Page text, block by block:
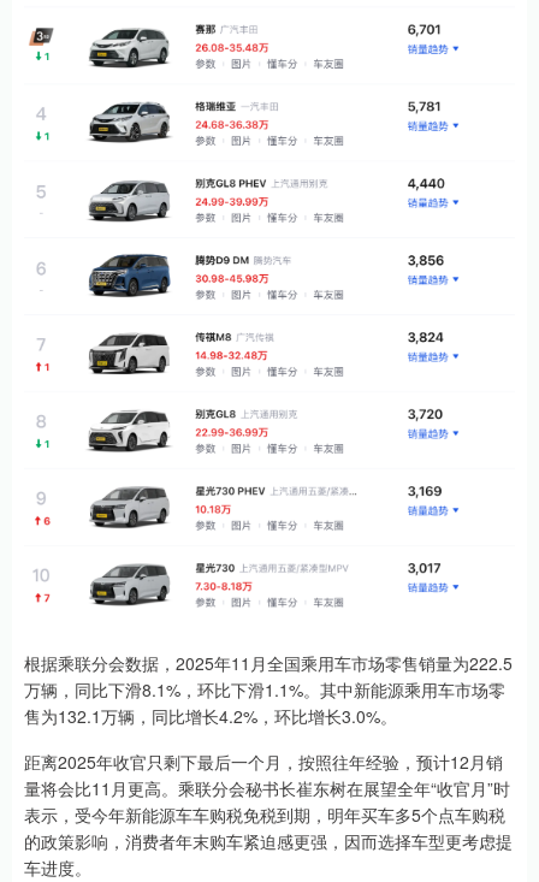
根据乘联分会数据，2025年11月全国乘用车市场零售销量为222.5
万辆，同比下滑8.1%，环比下滑1.1%。其中新能源乘用车市场零
售为132.1万辆，同比增长4.2%，环比增长3.0%。
距离2025年收官只剩下最后一个月，按照往年经验，预计12月销
量将会比11月更高。乘联分会秘书长崔东树在展望全年“收官月”时
表示，受今年新能源车车购税免税到期，明年买车多5个点车购税
的政策影响，消费者年末购车紧迫感更强，因而选择车型更考虑提
车进度。